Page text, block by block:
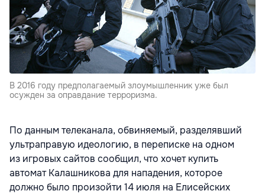
В 2016 году предполагаемый злоумышленник уже был
осужден за оправдание терроризма.
По данным телеканала, обвиняемый, разделявший
ультраправую идеологию, в переписке на одном
из игровых сайтов сообщил, что хочет купить
автомат Калашникова для нападения, которое
должно было произойти 14 июля на Елисейских